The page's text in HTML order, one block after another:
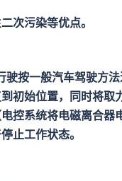
次污染等优点。
驶按一般汽车驾驶方
初始位置，同时将取
控系统将电磁离合器
止工作状态。